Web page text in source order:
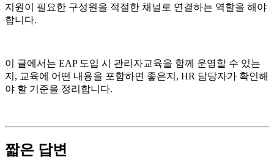
지원이 필요한 구성원을 적절한 채널로 연결하는 역할을 해야
합니다.
이 글에서는 EAP 도입 시 관리자교육을 함께 운영할 수 있는
지, 교육에 어떤 내용을 포함하면 좋은지, HR 담당자가 확인해
야 할 기준을 정리합니다.
짧은 답변